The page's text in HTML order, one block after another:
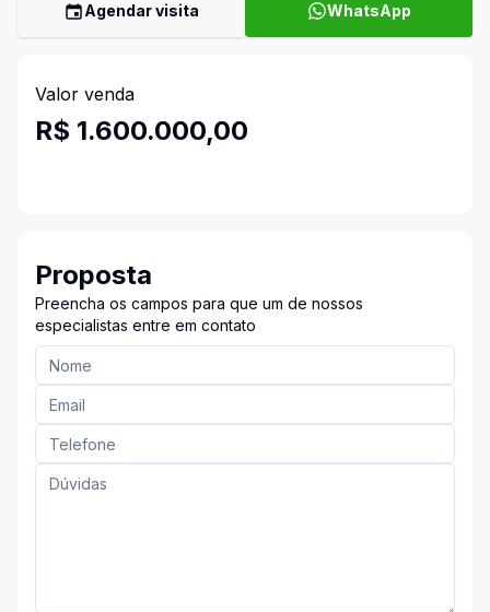
Agendar visita WhatsApp
Valor venda
R$ 1.600.000,00
Proposta
Preencha os campos para que um de nossos
especialistas entre em contato